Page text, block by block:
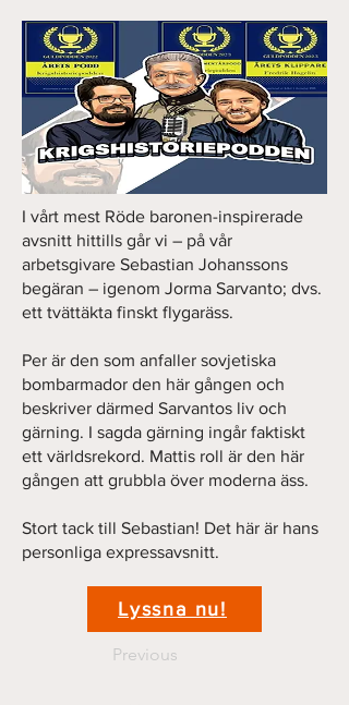
I vårt mest Röde baronen-inspirerade
avsnitt hittills går vi – på vår
arbetsgivare Sebastian Johanssons
begäran – igenom Jorma Sarvanto; dvs.
ett tvättäkta finskt flygaräss.
Per är den som anfaller sovjetiska
bombarmador den här gången och
beskriver därmed Sarvantos liv och
gärning. I sagda gärning ingår faktiskt
ett världsrekord. Mattis roll är den här
gången att grubbla över moderna äss.
Stort tack till Sebastian! Det här är hans
personliga expressavsnitt.
Lyssna nu!
Previous